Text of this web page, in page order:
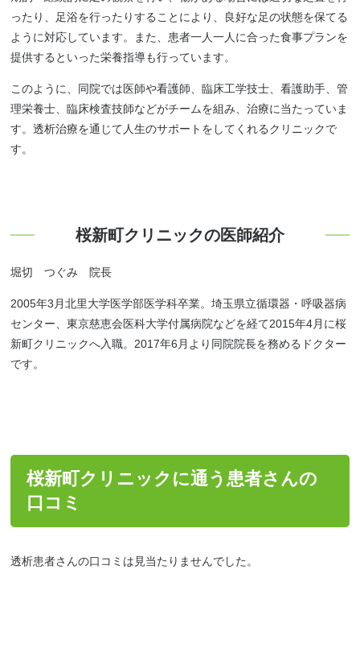
ったり、足浴を行ったりすることにより、良好な足の状態を保てる
ように対応しています。また、患者一人一人に合った食事プランを
提供するといった栄養指導も行っています。
このように、同院では医師や看護師、臨床工学技士、看護助手、管
理栄養士、臨床検査技師などがチームを組み、治療に当たっていま
す。透析治療を通じて人生のサポートをしてくれるクリニックで
す。
桜新町クリニックの医師紹介
堀切 つぐみ 院長
2005年3月北里大学医学部医学科卒業。埼玉県立循環器・呼吸器病
センター、東京慈恵会医科大学付属病院などを経て2015年4月に桜
新町クリニックへ入職。2017年6月より同院院長を務めるドクター
です。
桜新町クリニックに通う患者さんの
口コミ
透析患者さんの口コミは見当たりませんでした。